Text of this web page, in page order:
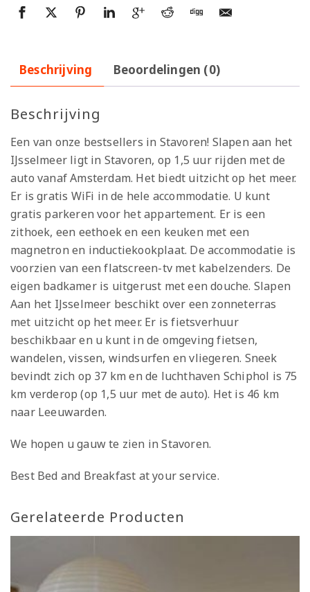
Beschrijving Beoordelingen (0)
Beschrijving
Een van onze bestsellers in Stavoren! Slapen aan het
IJsselmeer ligt in Stavoren, op 1,5 uur rijden met de
auto vanaf Amsterdam. Het biedt uitzicht op het meer.
Er is gratis WiFi in de hele accommodatie. U kunt
gratis parkeren voor het appartement. Er is een
zithoek, een eethoek en een keuken met een
magnetron en inductiekookplaat. De accommodatie is
voorzien van een flatscreen-tv met kabelzenders. De
eigen badkamer is uitgerust met een douche. Slapen
Aan het IJsselmeer beschikt over een zonneterras
met uitzicht op het meer. Er is fietsverhuur
beschikbaar en u kunt in de omgeving fietsen,
wandelen, vissen, windsurfen en vliegeren. Sneek
bevindt zich op 37 km en de luchthaven Schiphol is 75
km verderop (op 1,5 uur met de auto). Het is 46 km
naar Leeuwarden.
We hopen u gauw te zien in Stavoren.
Best Bed and Breakfast at your service.
Gerelateerde Producten